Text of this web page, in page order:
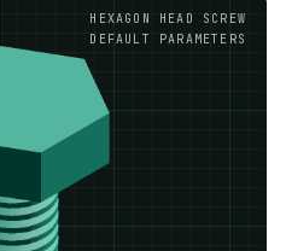
HEXAGON HEAD SCREW
DEFAULT PARAMETERS